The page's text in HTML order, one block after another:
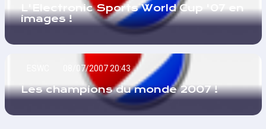
L'Electronic Sports World Cup '07 en
images !
08/07/2007 20:43
Les champions du monde 2007 !